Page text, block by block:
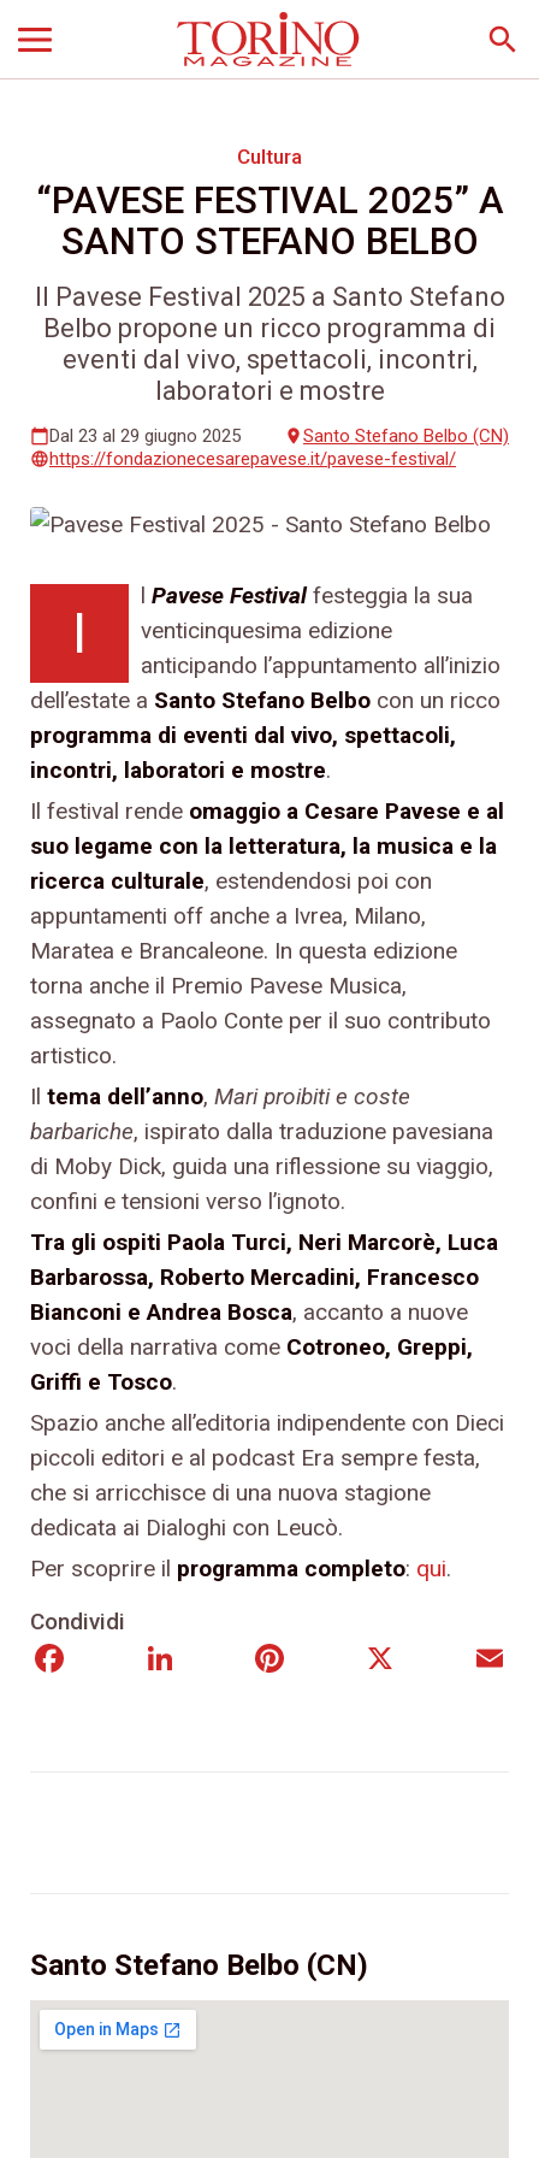
search
Cultura
“PAVESE FESTIVAL 2025” A
SANTO STEFANO BELBO
Il Pavese Festival 2025 a Santo Stefano
Belbo propone un ricco programma di
eventi dal vivo, spettacoli, incontri,
laboratori e mostre
calendar_todayDal 23 al 29 giugno 2025 placeSanto Stefano Belbo (CN)
languagehttps://fondazionecesarepavese.it/pavese-festival/
I
l Pavese Festivalfesteggia la sua
venticinquesima edizione
anticipando l’appuntamento all’inizio
dell’estate a Santo Stefano Belbo con un ricco
programma di eventi dal vivo, spettacoli,
incontri, laboratori e mostre.
Il festival rende omaggio a Cesare Pavese e al
suo legame con la letteratura, la musica e la
ricerca culturale, estendendosi poi con
appuntamenti off anche a Ivrea, Milano,
Maratea e Brancaleone. In questa edizione
torna anche il Premio Pavese Musica,
assegnato a Paolo Conte per il suo contributo
artistico.
Il tema dell’anno, Mari proibiti e coste
barbariche, ispirato dalla traduzione pavesiana
di Moby Dick, guida una riflessione su viaggio,
confini e tensioni verso l’ignoto.
Tra gli ospiti Paola Turci, Neri Marcorè, Luca
Barbarossa, Roberto Mercadini, Francesco
Bianconi e Andrea Bosca, accanto a nuove
voci della narrativa come Cotroneo, Greppi,
Griffi e Tosco.
Spazio anche all’editoria indipendente con Dieci
piccoli editori e al podcast Era sempre festa,
che si arricchisce di una nuova stagione
dedicata ai Dialoghi con Leucò.
Per scoprire il programma completo: qui.
Condividi
FacebookLinkedIn Pinterest
Santo Stefano Belbo (CN)